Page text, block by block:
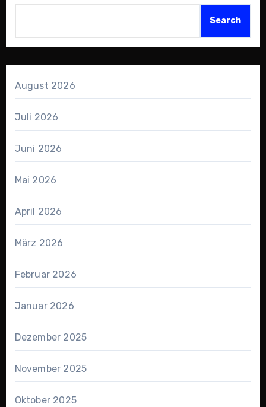
Search
August 2026
Juli 2026
Juni 2026
Mai 2026
April 2026
März 2026
Februar 2026
Januar 2026
Dezember 2025
November 2025
Oktober 2025